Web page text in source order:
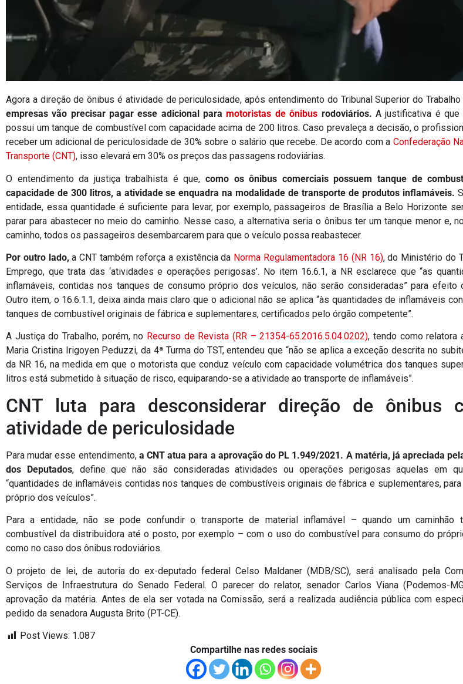
Agora a direção de ônibus é atividade de periculosidade, após entendimento do Tribunal Superior do Trabalho
empresas vão precisar pagar esse adicional paramotoristas de ônibus rodoviários. A justificativa é que
possui um tanque de combustível com capacidade acima de 200 litros. Caso prevaleça a decisão, o
receber um adicional de periculosidade de 30% sobre o salário que recebe. De acordo com a Confederação
Transporte (CNT), isso elevará em 30% os preços das passagens rodoviárias.
O entendimento da justiça trabalhista é que, como os ônibus comerciais possuem tanque de
capacidade de 300 litros, a atividade se enquadra na modalidade de transporte de produtos inflamáveis.
entidade, essa quantidade é suficiente para levar, por exemplo, passageiros de Brasília a Belo Horizonte
parar para abastecer no meio do caminho. Nesse caso, a alternativa seria o ônibus ter um tanque menor e,
caminho, todos os passageiros desembarcarem para que o veículo possa reabastecer.
Por outro lado, a CNT também reforça a existência da Norma Regulamentadora 16 (NR 16), do Ministério do
Emprego, que trata das ‘atividades e operações perigosas’. No item 16.6.1, a NR esclarece que “as
inflamáveis, contidas nos tanques de consumo próprio dos veículos, não serão consideradas” para efeito
Outro item, o 16.6.1.1, deixa ainda mais claro que o adicional não se aplica “às quantidades de inflamáveis
tanques de combustível originais de fábrica e suplementares, certificados pelo órgão competente”.
A Justiça do Trabalho, porém, no Recurso de Revista (RR – 21354-65.2016.5.04.0202), tendo como relatora
Maria Cristina Irigoyen Peduzzi, da 4ª Turma do TST, entendeu que “não se aplica a exceção descrita no
da NR 16, na medida em que o motorista que conduz veículo com capacidade volumétrica dos tanques
litros está submetido à situação de risco, equiparando-se a atividade ao transporte de inflamáveis”.
CNT luta para desconsiderar direção de ônibus
atividade de periculosidade
Para mudar esse entendimento, a CNT atua para a aprovação do PL 1.949/2021. A matéria, já apreciada
dos Deputados, define que não são consideradas atividades ou operações perigosas aquelas em
“quantidades de inflamáveis contidas nos tanques de combustíveis originais de fábrica e suplementares,
próprio dos veículos”.
Para a entidade, não se pode confundir o transporte de material inflamável – quando um caminhão
combustível da distribuidora até o posto, por exemplo – com o uso do combustível para consumo do
como no caso dos ônibus rodoviários.
O projeto de lei, de autoria do ex-deputado federal Celso Maldaner (MDB/SC), será analisado pela
Serviços de Infraestrutura do Senado Federal. O parecer do relator, senador Carlos Viana (Podemos-
aprovação da matéria. Antes de ela ser votada na Comissão, será a realizada audiência pública com
pedido da senadora Augusta Brito (PT-CE).
Post Views: 1.087
Compartilhe nas redes sociais